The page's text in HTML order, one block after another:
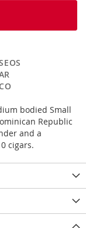
bodied Small
Republic
and a
cigars.